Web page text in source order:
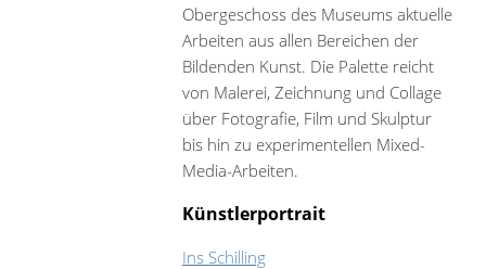
Obergeschoss des Museums aktuelle
Arbeiten aus allen Bereichen der
Bildenden Kunst. Die Palette reicht
von Malerei, Zeichnung und Collage
über Fotografie, Film und Skulptur
bis hin zu experimentellen Mixed-
Media-Arbeiten.
Künstlerportrait
Ins Schilling